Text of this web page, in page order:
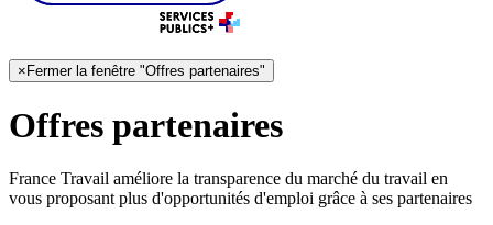
×Fermer la fenêtre "Offres partenaires"
Offres partenaires
France Travail améliore la transparence du marché du travail en
vous proposant plus d'opportunités d'emploi grâce à ses partenaires